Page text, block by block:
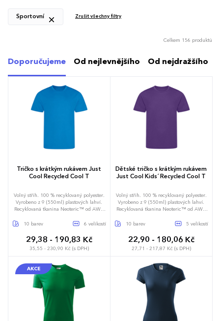
Sportovní Zrušit všechny filtry
Celkem 156 produktů
Doporučujeme Od nejlevnějšího Od nejdražšího
Tričko s krátkým rukávem Just
Cool Recycled Cool T
Volný střih. 100 % recyklovaný polyester.
Vyrobeno z 9 (550ml) plastových lahví.
Recyklovaná tkanina Neoteric™ od AWD
vlastnostmi. Zpevňovací páska za krkem
Kulatý výstřih ze stejné látky. Vsazené
rukávy. 2směrný streč. Lehká. Odtrhávací
štítek.
10 barev 6 velikostí
29,38 - 190,83 Kč
35,55 - 230,90 Kč (s DPH)
M
Dětské tričko s krátkým rukávem
Just Cool Kids´ Recycled Cool T
Volný střih. 100 % recyklovaný polyester.
Vyrobeno z 9 (550ml) plastových lahví.
Recyklovaná tkanina Neoteric™ od AWD
vlastnostmi. Zpevňovací páska za krkem
Kulatý výstřih ze stejné látky. Vsazené
rukávy. 2směrný streč. Lehká. Odtrhávací
štítek.
10 barev 5 velikostí
22,90 - 180,06 Kč
27,71 - 217,87 Kč (s DPH)
3-4 roky
7-8 let
9-11 let
12-13 let
AKCE